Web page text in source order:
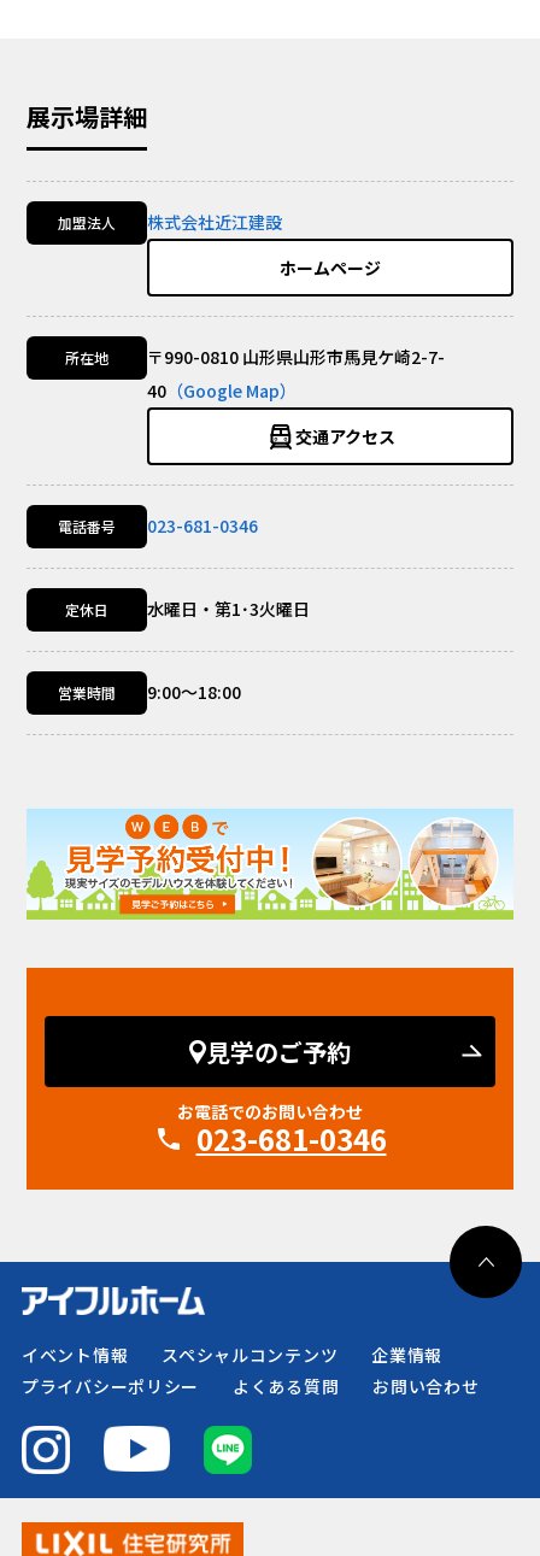
展示場詳細
加盟法人
株式会社近江建設
ホームページ
所在地
〒990-0810 山形県山形市馬見ケ崎2-7-
40 （Google Map）
交通アクセス
電話番号 023-681-0346
定休日 水曜日・第1･3火曜日
営業時間 9:00～18:00
見学のご予約
お電話でのお問い合わせ
023-681-0346
イベント情報 スペシャルコンテンツ
企業情報
プライバシーポリシー
よくある質問 お問い合わせ